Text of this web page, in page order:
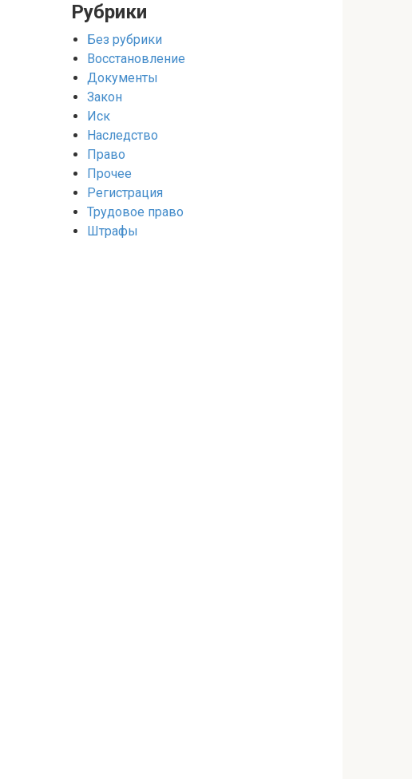
Рубрики
Без рубрики
Восстановление
Документы
Закон
Иск
Наследство
Право
Прочее
Регистрация
Трудовое право
Штрафы